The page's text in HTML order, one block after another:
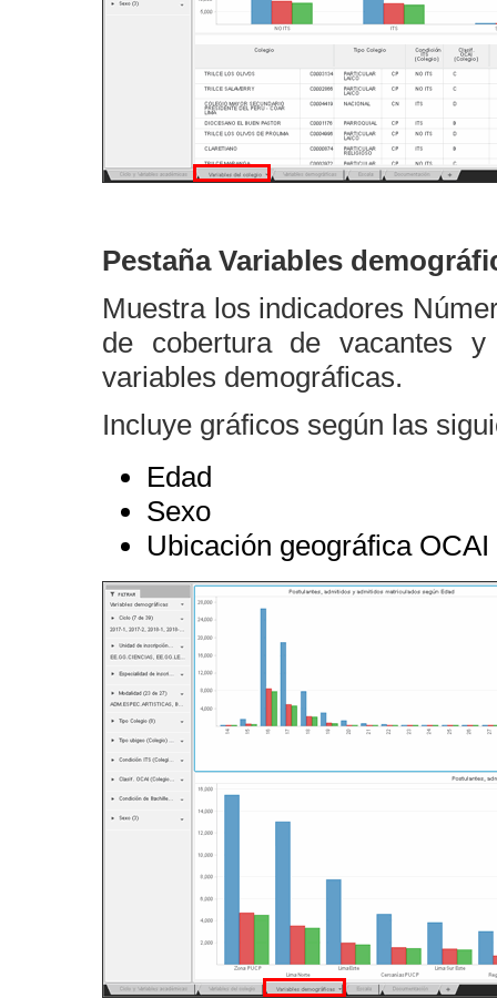
Pestaña Variables
Muestra los indicadores
de cobertura de vacantes
variables demográficas.
Incluye gráficos según las
Edad
Sexo
Ubicación geográfica